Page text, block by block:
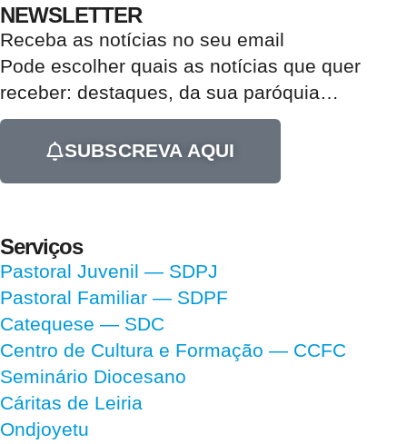
NEWSLETTER
Receba as notícias no seu email​
Pode escolher quais as notícias que quer
receber: destaques, da sua paróquia…
SUBSCREVA AQUI
Serviços
Pastoral Juvenil — SDPJ
Pastoral Familiar — SDPF
Catequese — SDC
Centro de Cultura e Formação — CCFC
Seminário Diocesano
Cáritas de Leiria
Ondjoyetu